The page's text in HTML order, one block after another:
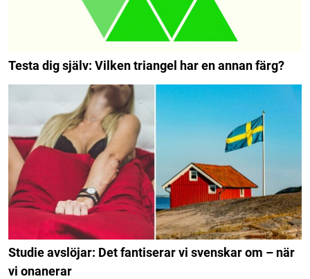
Testa dig själv: Vilken triangel har en annan färg?
Studie avslöjar: Det fantiserar vi svenskar om – när
vi onanerar